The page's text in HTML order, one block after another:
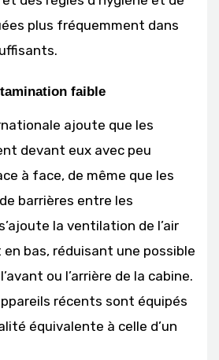
plus fréquemment dans
faible
ajoute que les
devant eux avec peu
à face, de même que les
barrières entre les
la ventilation de l’air
bas, réduisant une possible
ou l’arrière de la cabine.
récents sont équipés
équivalente à celle d’un